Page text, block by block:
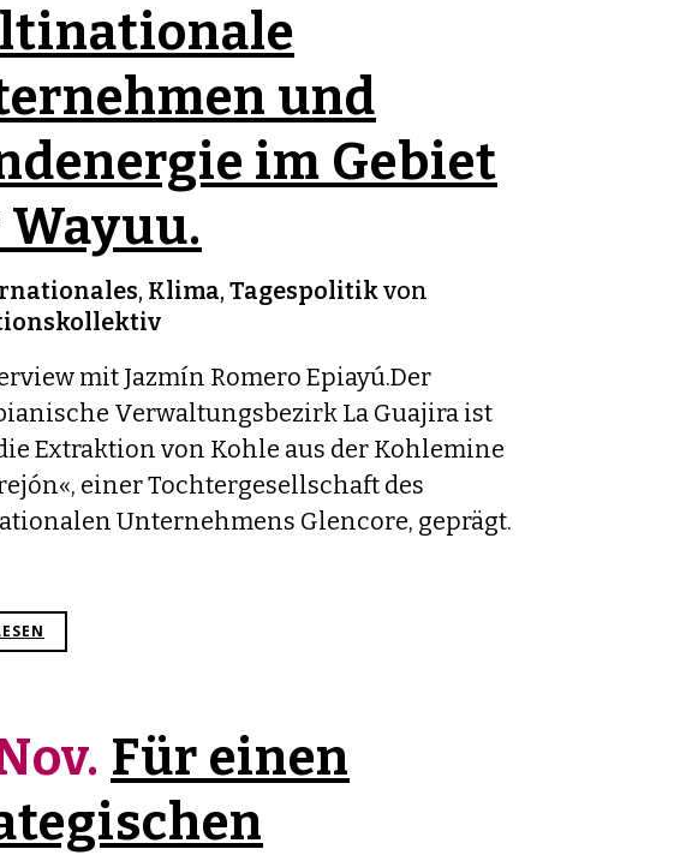
und
im Gebiet
Wayuu.
, Klima, Tagespolitikvon
mit Jazmín Romero Epiayú.Der
Verwaltungsbezirk La Guajira ist
Extraktion von Kohle aus der Kohlemine
einer Tochtergesellschaft des
Unternehmens Glencore, geprägt.
Für einen